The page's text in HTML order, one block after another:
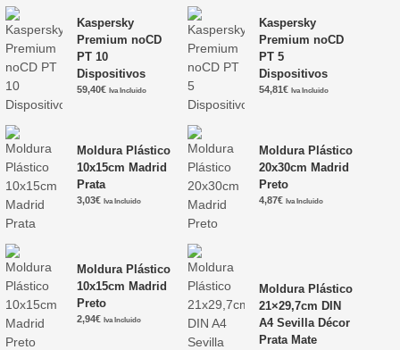
Kaspersky
Premium noCD
PT 10
Dispositivos
59,40€ Iva Incluido
Kaspersky
Premium noCD
PT 5
Dispositivos
54,81 € Iva Incluido
Moldura Plástico
10x15cm Madrid
Prata
3,03€ Iva Incluido
Moldura Plástico
20x30cm Madrid
Preto
4,87€ Iva Incluido
Moldura Plástico
10x15cm Madrid
Preto
2,94€ Iva Incluido
Moldura Plástico
21×29,7cm DIN
A4 Sevilla Décor
Prata Mate